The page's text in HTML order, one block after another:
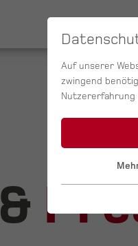
Auf unserer
zwingend
Nutzererfahrung